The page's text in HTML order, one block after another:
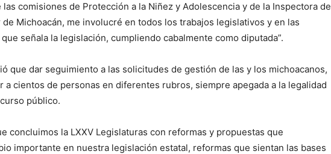
las comisiones de Protección a la Niñez y Adolescencia y de la Inspectora de
Michoacán, me involucré en todos los trabajos legislativos y en las
señala la legislación, cumpliendo cabalmente como diputada”.
que dar seguimiento a las solicitudes de gestión de las y los michoacanos,
a cientos de personas en diferentes rubros, siempre apegada a la legalidad
público.
concluimos la LXXV Legislaturas con reformas y propuestas que
importante en nuestra legislación estatal, reformas que sientan las bases